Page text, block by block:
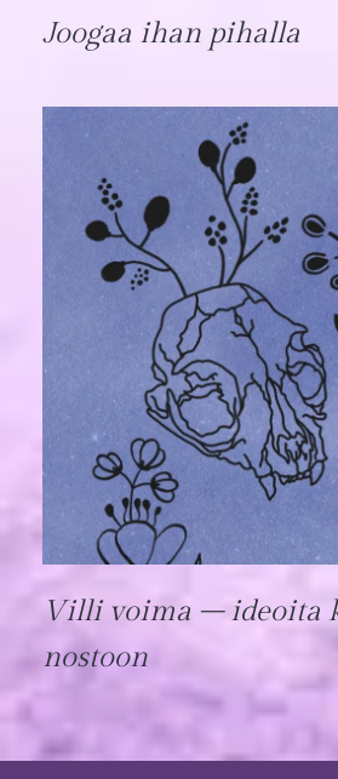
Joogaa ihan pihalla
Villi voima – ideoita
nostoon